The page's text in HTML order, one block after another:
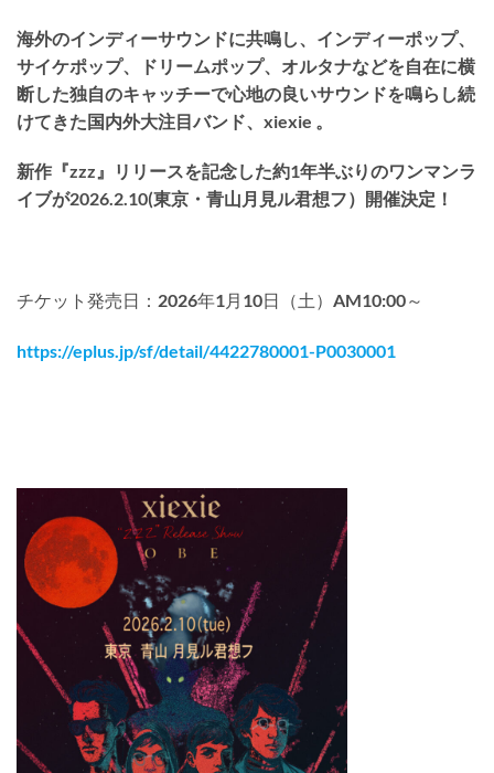
海外のインディーサウンドに共鳴し、インディーポップ、
サイケポップ、ドリームポップ、オルタナなどを⾃在に横
断した独⾃のキャッチーで⼼地の良いサウンドを鳴らし続
けてきた国内外⼤注⽬バンド、xiexie 。
新作『zzz』リリースを記念した約1年半ぶりのワンマンラ
イブが2026.2.10(東京・青山月見ル君想フ）開催決定！
チケット発売日：2026年1月10日（土）AM10:00～
https://eplus.jp/sf/detail/4422780001-P0030001